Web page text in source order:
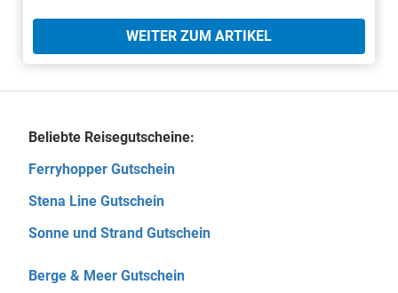
WEITER ZUM ARTIKEL
Beliebte Reisegutscheine:
Ferryhopper Gutschein
Stena Line Gutschein
Sonne und Strand Gutschein
Berge & Meer Gutschein